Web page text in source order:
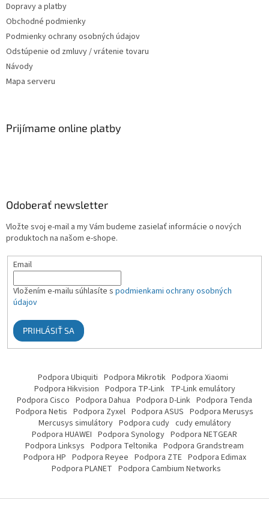
Dopravy a platby
Obchodné podmienky
Podmienky ochrany osobných údajov
Odstúpenie od zmluvy / vrátenie tovaru
Návody
Mapa serveru
Prijímame online platby
Odoberať newsletter
Vložte svoj e-mail a my Vám budeme zasielať informácie o nových
produktoch na našom e-shope.
Email
Vložením e-mailu súhlasíte s podmienkami ochrany osobných
údajov
PRIHLÁSIŤ SA
Podpora Ubiquiti Podpora Mikrotik Podpora Xiaomi
Podpora Hikvision Podpora TP-Link TP-Link emulátory
Podpora Cisco Podpora Dahua Podpora D-Link Podpora Tenda
Podpora Netis Podpora Zyxel Podpora ASUS Podpora Merusys
Mercusys simulátory Podpora cudy cudy emulátory
Podpora HUAWEI Podpora Synology Podpora NETGEAR
Podpora Linksys Podpora Teltonika Podpora Grandstream
Podpora HP Podpora Reyee Podpora ZTE Podpora Edimax
Podpora PLANET Podpora Cambium Networks